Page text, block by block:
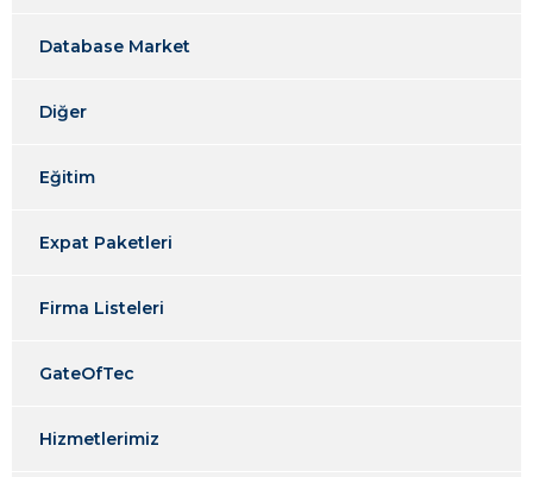
Database Market
Diğer
Eğitim
Expat Paketleri
Firma Listeleri
GateOfTec
Hizmetlerimiz